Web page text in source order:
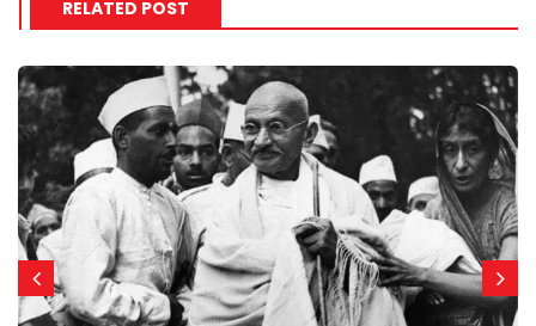
RELATED POST